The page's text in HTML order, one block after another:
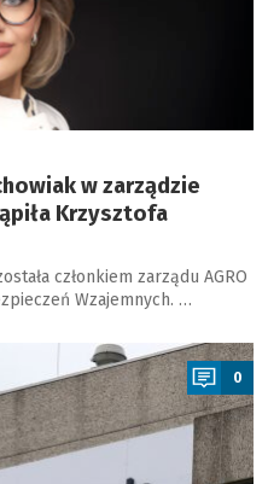
w zarządzie
Krzysztofa
członkiem zarządu AGRO
Wzajemnych. …
0